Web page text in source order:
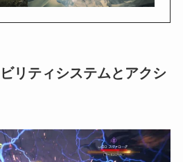
リティシステムとアクシ